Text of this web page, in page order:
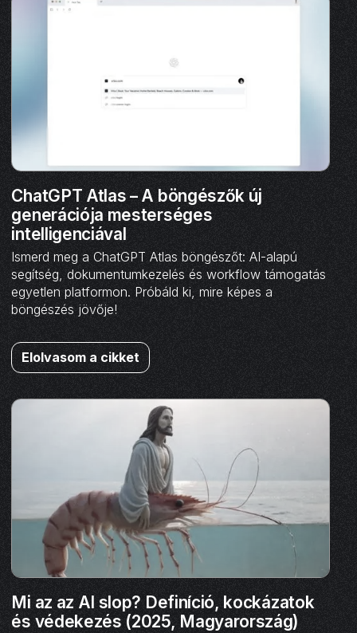
ChatGPT Atlas – A böngészők új
generációja mesterséges
intelligenciával
Ismerd meg a ChatGPT Atlas böngészőt: AI-alapú
segítség, dokumentumkezelés és workflow támogatás
egyetlen platformon. Próbáld ki, mire képes a
böngészés jövője!
Elolvasom a cikket
Mi az az AI slop? Definíció, kockázatok
és védekezés (2025, Magyarország)